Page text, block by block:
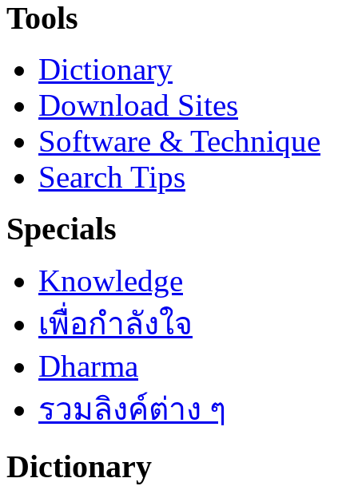
Tools
Dictionary
Download Sites
Software & Technique
Search Tips
Specials
Knowledge
เพื่อกำลังใจ
Dharma
รวมลิงค์ต่าง ๆ
Dictionary